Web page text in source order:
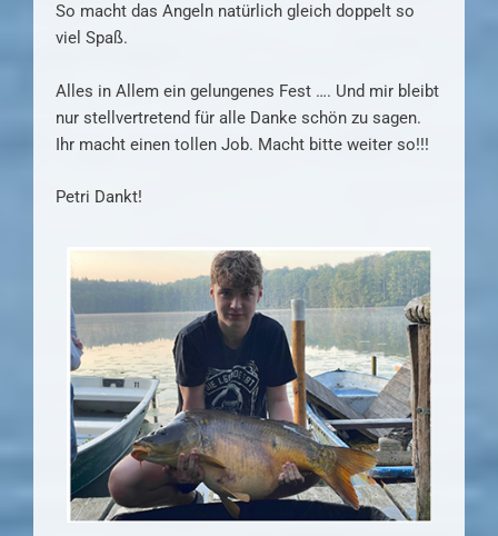
So macht das Angeln natürlich gleich doppelt so
viel Spaß.
Alles in Allem ein gelungenes Fest …. Und mir bleibt
nur stellvertretend für alle Danke schön zu sagen.
Ihr macht einen tollen Job. Macht bitte weiter so!!!
Petri Dankt!